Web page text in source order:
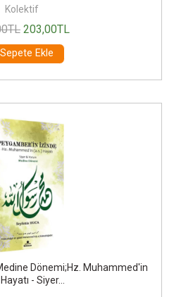
Kolektif
TL 203,00TL
Sepete Ekle
Dönemi;Hz. Muhammed'in
- Siyer...